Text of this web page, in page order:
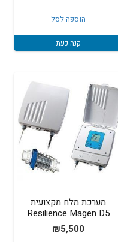
הוספה לסל
קנה כעת
מערכת מלח מקצועית
Resilience Magen D5
₪5,500